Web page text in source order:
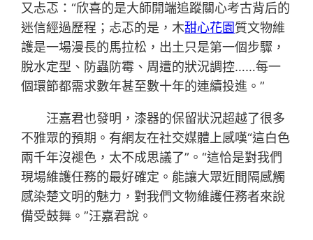
又忐忑：“欣喜的是大師開端追蹤關心考古背后的
迷信經過歷程；忐忑的是，木甜心花園質文物維
護是一場漫長的馬拉松，出土只是第一個步驟，
脫水定型、防蟲防霉、周遭的狀況調控……每一
個環節都需求數年甚至數十年的連續投進。”
汪嘉君也發明，漆器的保留狀況超越了很多
不雅眾的預期。有網友在社交媒體上感嘆“這白色
兩千年沒褪色，太不成思議了”。“這恰是對我們
現場維護任務的最好確定。能讓大眾近間隔感觸
感染楚文明的魅力，對我們文物維護任務者來說
備受鼓舞。”汪嘉君說。